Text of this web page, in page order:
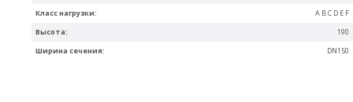
Ширина сечения: DN150
Высота: 190
Класс нагрузки: A B C D E F